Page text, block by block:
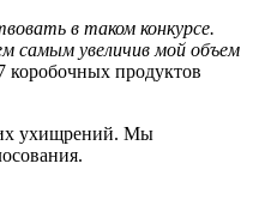
в таком конкурсе.
самым увеличив мой объем
коробочных продуктов
ухищрений. Мы